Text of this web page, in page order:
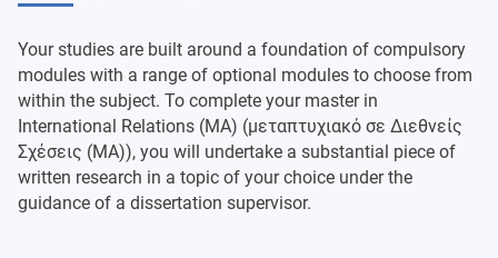
Your studies are built around a foundation of compulsory
modules with a range of optional modules to choose from
within the subject. To complete your master in
International Relations (MA) (μεταπτυχιακό σε Διεθνείς
Σχέσεις (MA)), you will undertake a substantial piece of
written research in a topic of your choice under the
guidance of a dissertation supervisor.